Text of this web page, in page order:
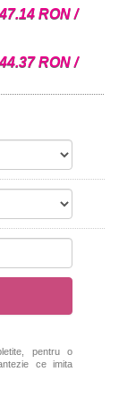
47.14 RON /
44.37 RON /
pentru o
ce imita